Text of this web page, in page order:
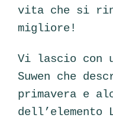
vita che si
migliore!
Vi lascio con
Suwen che
primavera e
dell’elemento